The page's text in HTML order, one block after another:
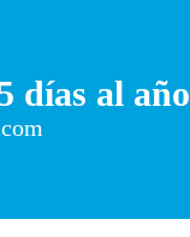
días al año